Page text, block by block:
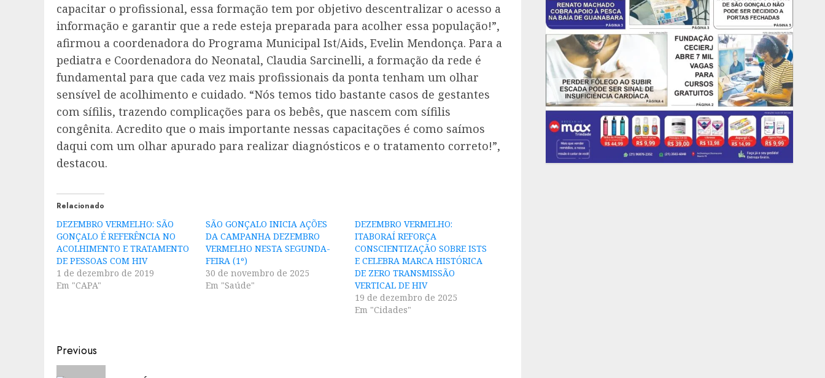
capacitar o profissional, essa formação tem por objetivo descentralizar o acesso a
informação e garantir que a rede esteja preparada para acolher essa população!”,
afirmou a coordenadora do Programa Municipal Ist/Aids, Evelin Mendonça. Para a
pediatra e Coordenadora do Neonatal, Claudia Sarcinelli, a formação da rede é
fundamental para que cada vez mais profissionais da ponta tenham um olhar
sensível de acolhimento e cuidado. “Nós temos tido bastante casos de gestantes
com sífilis, trazendo complicações para os bebês, que nascem com sífilis
congênita. Acredito que o mais importante nessas capacitações é como saímos
daqui com um olhar apurado para realizar diagnósticos e o tratamento correto!”,
destacou.
Relacionado
DEZEMBRO VERMELHO: SÃO
GONÇALO É REFERÊNCIA NO
ACOLHIMENTO E TRATAMENTO
DE PESSOAS COM HIV
1 de dezembro de 2019
Em "CAPA"
SÃO GONÇALO INICIA AÇÕES
DA CAMPANHA DEZEMBRO
VERMELHO NESTA SEGUNDA-
FEIRA (1º)
30 de novembro de 2025
Em "Saúde"
DEZEMBRO VERMELHO:
ITABORAÍ REFORÇA
CONSCIENTIZAÇÃO SOBRE ISTS
E CELEBRA MARCA HISTÓRICA
DE ZERO TRANSMISSÃO
VERTICAL DE HIV
19 de dezembro de 2025
Em "Cidades"
Post
Previous
Previous